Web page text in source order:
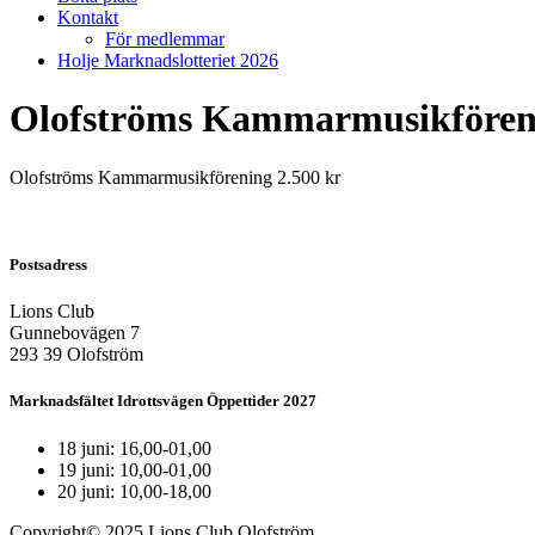
Kontakt
För medlemmar
Holje Marknadslotteriet 2026
Olofströms
Olofströms Kammarmusikförening 2.500 kr
Postsadress
Lions Club
Gunnebovägen 7
293 39 Olofström
Marknadsfältet Idrottsvägen Öppettider 2027
18 juni: 16,00-01,00
19 juni: 10,00-01,00
20 juni: 10,00-18,00